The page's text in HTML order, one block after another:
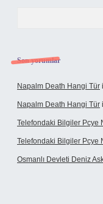
Son yorumlar
Napalm Death Hangi Tür
Napalm Death Hangi Tür
Telefondaki Bilgiler Pcye
Telefondaki Bilgiler Pcye
Osmanlı Devleti Deniz